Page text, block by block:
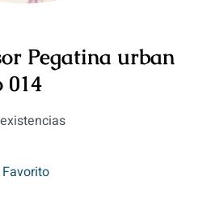
Pegatina urban
014
Favorito